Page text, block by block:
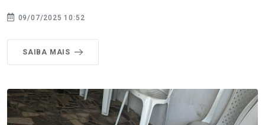
09/07/2025 10:52
SAIBA MAIS